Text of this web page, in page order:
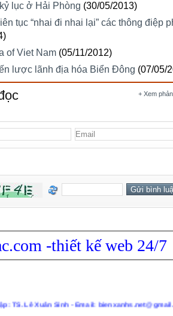
lục ở Hải Phòng (30/05/2013)
tục “nhai đi nhai lại” các thông điệp
of Viet Nam (05/11/2012)
lược lãnh địa hóa Biển Đông (07/05/
+ Xem
-thiết kế web 24/7
- Email: bienxanhs.net@gmail.com - Hotline: